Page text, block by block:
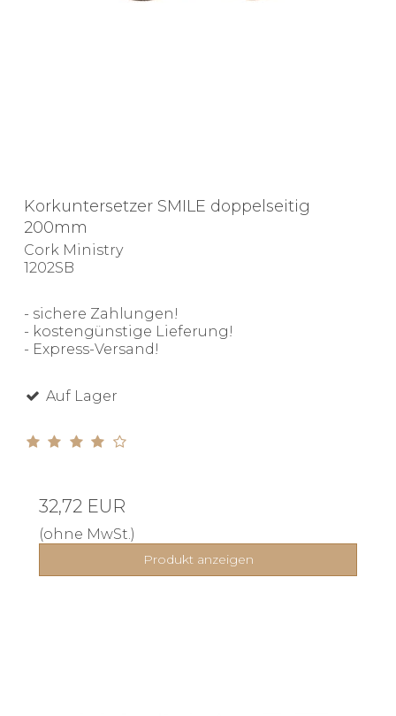
Korkuntersetzer SMILE doppelseitig
200mm
Cork Ministry
1202SB
- sichere Zahlungen!
- kostengünstige Lieferung!
- Express-Versand!
Auf Lager
32,72 EUR
(ohne MwSt.)
Produkt anzeigen